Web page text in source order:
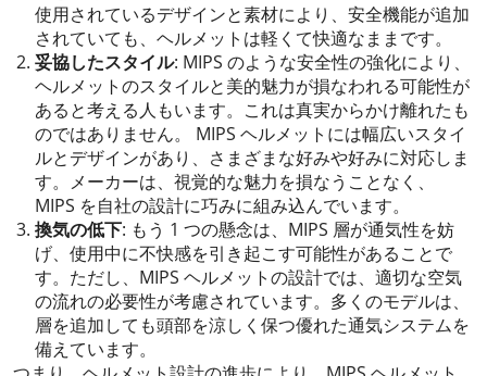
使用されているデザインと素材により、安全機能が追加
されていても、ヘルメットは軽くて快適なままです。
妥協したスタイル: MIPS のような安全性の強化により、
ヘルメットのスタイルと美的魅力が損なわれる可能性が
あると考える人もいます。これは真実からかけ離れたも
のではありません。 MIPS ヘルメットには幅広いスタイ
ルとデザインがあり、さまざまな好みや好みに対応しま
す。メーカーは、視覚的な魅力を損なうことなく、
MIPS を自社の設計に巧みに組み込んでいます。
換気の低下: もう 1 つの懸念は、MIPS 層が通気性を妨
げ、使用中に不快感を引き起こす可能性があることで
す。ただし、MIPS ヘルメットの設計では、適切な空気
の流れの必要性が考慮されています。多くのモデルは、
層を追加しても頭部を涼しく保つ優れた通気システムを
備えています。